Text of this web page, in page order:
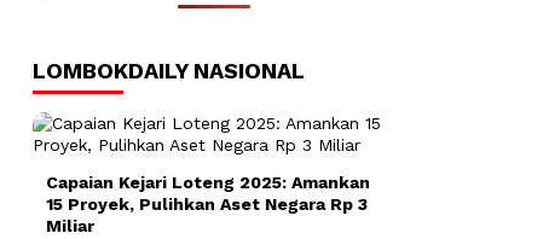
LOMBOKDAILY NASIONAL
Capaian Kejari Loteng 2025: Amankan
15 Proyek, Pulihkan Aset Negara Rp 3
Miliar